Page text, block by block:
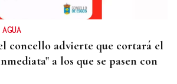
concello advierte que cortará el
a los que se pasen con